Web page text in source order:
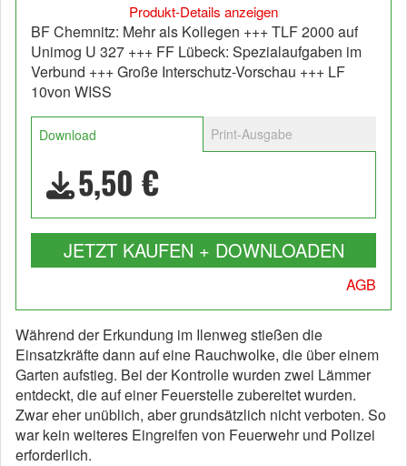
Produkt-Details anzeigen
BF Chemnitz: Mehr als Kollegen +++ TLF 2000 auf
Unimog U 327 +++ FF Lübeck: Spezialaufgaben im
Verbund +++ Große Interschutz-Vorschau +++ LF
10von WISS
Download Print-Ausgabe
5,50 €
JETZT KAUFEN + DOWNLOADEN
AGB
Während der Erkundung im Ilenweg stießen die
Einsatzkräfte dann auf eine Rauchwolke, die über einem
Garten aufstieg. Bei der Kontrolle wurden zwei Lämmer
entdeckt, die auf einer Feuerstelle zubereitet wurden.
Zwar eher unüblich, aber grundsätzlich nicht verboten. So
war kein weiteres Eingreifen von Feuerwehr und Polizei
erforderlich.